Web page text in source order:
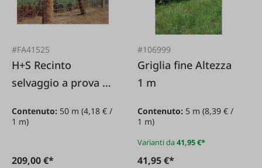
#FA41525
H+S Recinto
selvaggio a prova di
metri
Contenuto: 50 m (4,18 € /
1 m)
209,00 €*
#106999
Griglia fine Altezza
1 m
Contenuto: 5 m(8,39 € /
1 m)
Varianti da41,95 €*
41,95 €*